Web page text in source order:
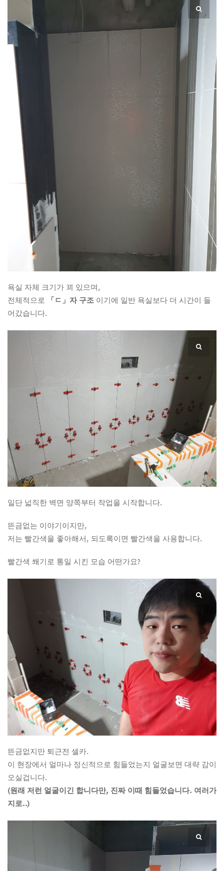
욕실 자체 크기가 꾀 있으며,
전체적으로
「ㄷ」자 구조 이기에 일반 욕실보다 더 시간이 들
어갔습니다.
일단 넓직한 벽면 양쪽부터 작업을 시작합니다.
뜬금없는 이야기이지만,
저는 빨간색을 좋아해서, 되도록이면 빨간색을 사용합니다.
빨간색 쐐기로 통일 시킨 모습 어떤가요?
뜬금없지만 퇴근전 셀카.
이 현장에서 얼마나 정신적으로 힘들었는지 얼굴보면 대략 감이
오실겁니다.
(원래 저런 얼굴이긴 합니다만, 진짜 이때 힘들었습니다. 여러가
지로..)